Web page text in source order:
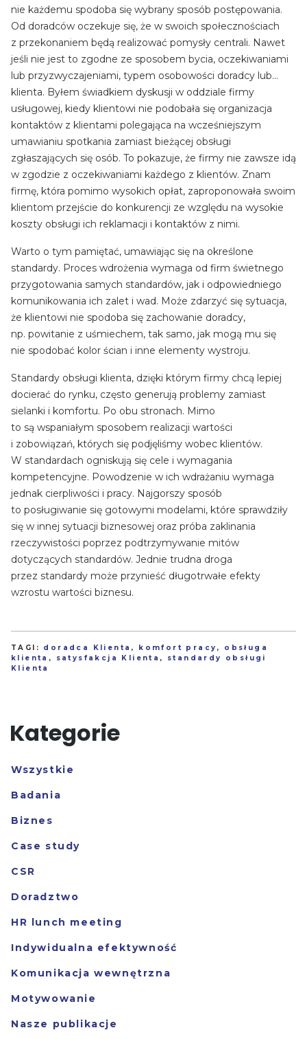
nie każdemu spodoba się wybrany sposób postępowania.
Od doradców oczekuje się, że w swoich społecznościach
z przekonaniem będą realizować pomysły centrali. Nawet
jeśli nie jest to zgodne ze sposobem bycia, oczekiwaniami
lub przyzwyczajeniami, typem osobowości doradcy lub…
klienta. Byłem świadkiem dyskusji w oddziale firmy
usługowej, kiedy klientowi nie podobała się organizacja
kontaktów z klientami polegająca na wcześniejszym
umawianiu spotkania zamiast bieżącej obsługi
zgłaszających się osób. To pokazuje, że firmy nie zawsze idą
w zgodzie z oczekiwaniami każdego z klientów. Znam
firmę, która pomimo wysokich opłat, zaproponowała swoim
klientom przejście do konkurencji ze względu na wysokie
koszty obsługi ich reklamacji i kontaktów z nimi.
Warto o tym pamiętać, umawiając się na określone
standardy. Proces wdrożenia wymaga od firm świetnego
przygotowania samych standardów, jak i odpowiedniego
komunikowania ich zalet i wad. Może zdarzyć się sytuacja,
że klientowi nie spodoba się zachowanie doradcy,
np. powitanie z uśmiechem, tak samo, jak mogą mu się
nie spodobać kolor ścian i inne elementy wystroju.
Standardy obsługi klienta, dzięki którym firmy chcą lepiej
docierać do rynku, często generują problemy zamiast
sielanki i komfortu. Po obu stronach. Mimo
to są wspaniałym sposobem realizacji wartości
i zobowiązań, których się podjęliśmy wobec klientów.
W standardach ogniskują się cele i wymagania
kompetencyjne. Powodzenie w ich wdrażaniu wymaga
jednak cierpliwości i pracy. Najgorszy sposób
to posługiwanie się gotowymi modelami, które sprawdziły
się w innej sytuacji biznesowej oraz próba zaklinania
rzeczywistości poprzez podtrzymywanie mitów
dotyczących standardów. Jednie trudna droga
przez standardy może przynieść długotrwałe efekty
wzrostu wartości biznesu.
TAGI: doradca Klienta , komfort pracy , obsługa
klienta , satysfakcja Klienta , standardy obsługi
Klienta
Kategorie
Wszystkie
Badania
Biznes
Case study
CSR
Doradztwo
HR lunch meeting
Indywidualna efektywność
Komunikacja wewnętrzna
Motywowanie
Nasze publikacje